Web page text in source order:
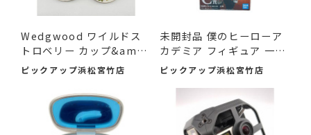
Wedgwood ワイルドス
トロベリー カップ&amp;
am...
ピックアップ浜松宮竹店
未開封品 僕のヒーローア
カデミア フィギュア 一
番...
ピックアップ浜松宮竹店